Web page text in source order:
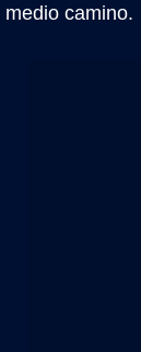
medio camino.